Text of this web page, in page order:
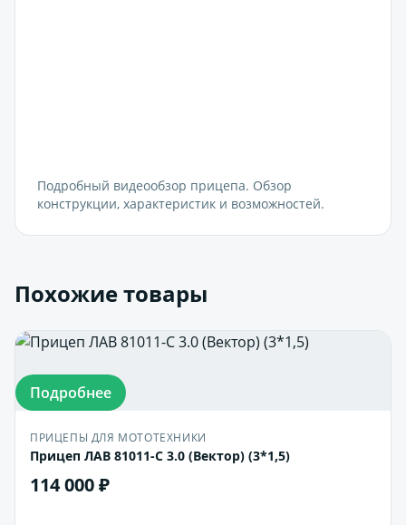
Подробный видеообзор прицепа. Обзор
конструкции, характеристик и возможностей.
Похожие товары
Подробнее
ПРИЦЕПЫ ДЛЯ МОТОТЕХНИКИ
Прицеп ЛАВ 81011-C 3.0 (Вектор) (3*1,5)
114 000 ₽